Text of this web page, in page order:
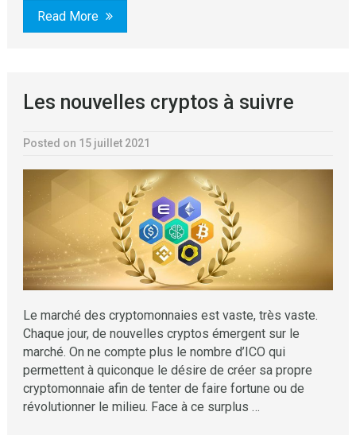
Read More
Les nouvelles cryptos à suivre
Posted on 15 juillet 2021
Le marché des cryptomonnaies est vaste, très vaste.
Chaque jour, de nouvelles cryptos émergent sur le
marché. On ne compte plus le nombre d’ICO qui
permettent à quiconque le désire de créer sa propre
cryptomonnaie afin de tenter de faire fortune ou de
révolutionner le milieu. Face à ce surplus …